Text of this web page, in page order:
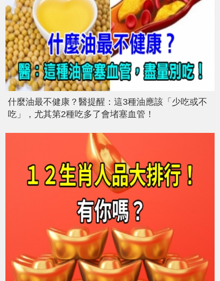
什麼油最不健康？醫提醒：這3種油應該「少吃或不
吃」，尤其第2種吃多了會堵塞血管！